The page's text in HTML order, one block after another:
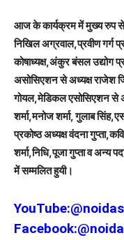
आज के कार्यक्रम में मुख्य रुप से
निखिल अग्रवाल,प्रवीण गर्ग
कोषाध्यक्ष,अंकुर बंसल उद्योग
असोसिएशन से अध्यक्ष राजेश
गोयल,मेडिकल एसोसिएशन से
शर्मा,मनोज शर्मा, गुलाब
प्रकोष्ठ अध्यक्ष वंदना
शर्मा,निधि,पूजा गुप्ता व अन्य
में सम्मलित हुयी।
YouTube:
Facebook: